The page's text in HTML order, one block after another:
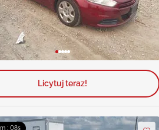
Licytuj teraz!
: 06s